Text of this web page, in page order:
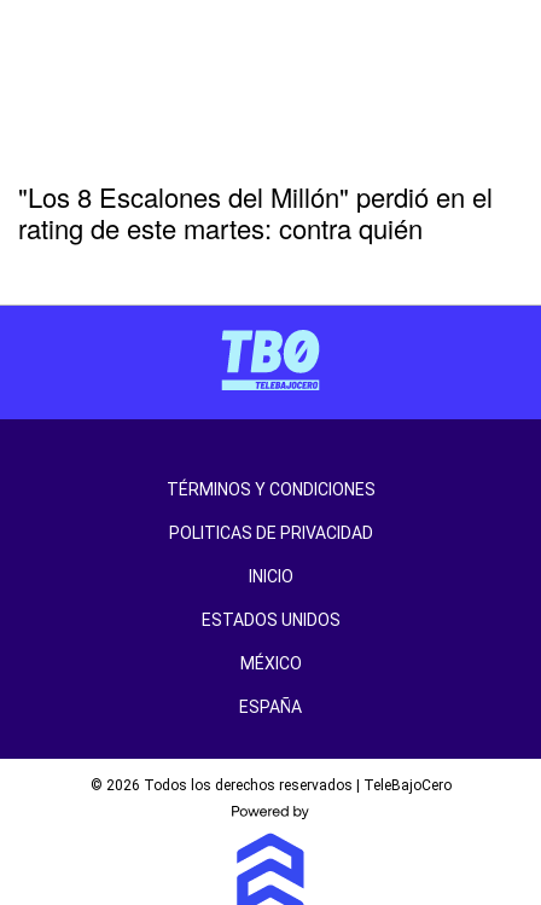
"Los 8 Escalones del Millón" perdió en el
rating de este martes: contra quién
TÉRMINOS Y CONDICIONES
POLITICAS DE PRIVACIDAD
INICIO
ESTADOS UNIDOS
MÉXICO
ESPAÑA
© 2026 Todos los derechos reservados | TeleBajoCero